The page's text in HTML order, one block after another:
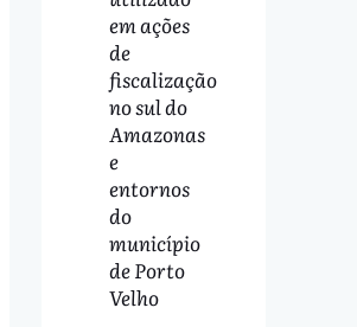
em ações
de
fiscalização
no sul do
Amazonas
e
entornos
do
município
de Porto
Velho